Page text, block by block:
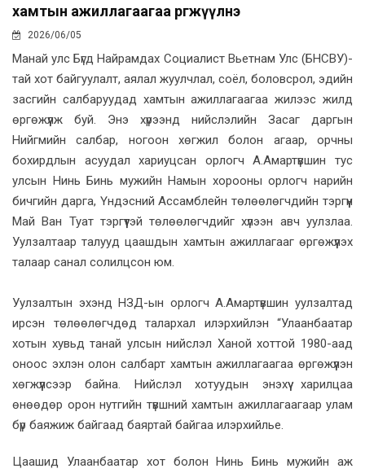
хамтын ажиллагаагаа өргөжүүлнэ
2026/06/05
Манай улс Бүгд Найрамдах Социалист Вьетнам Улс (БНСВУ)-
тай хот байгуулалт, аялал жуулчлал, соёл, боловсрол, эдийн
засгийн салбаруудад хамтын ажиллагаагаа жилээс жилд
өргөжүүлж буй. Энэ хүрээнд нийслэлийн Засаг даргын
Нийгмийн салбар, ногоон хөгжил болон агаар, орчны
бохирдлын асуудал хариуцсан орлогч А.Амартүвшин тус
улсын Нинь Бинь мужийн Намын хорооны орлогч нарийн
бичгийн дарга, Үндэсний Ассамблейн төлөөлөгчдийн тэргүүн
Май Ван Туат тэргүүтэй төлөөлөгчдийг хүлээн авч уулзлаа.
Уулзалтаар талууд цаашдын хамтын ажиллагааг өргөжүүлэх
талаар санал солилцсон юм.
Уулзалтын эхэнд НЗД-ын орлогч А.Амартүвшин уулзалтад
ирсэн төлөөлөгчдөд талархал илэрхийлэн “Улаанбаатар
хотын хувьд танай улсын нийслэл Ханой хоттой 1980-аад
оноос эхлэн олон салбарт хамтын ажиллагаагаа өргөжүүлэн
хөгжүүлсээр байна. Нийслэл хотуудын энэхүү харилцаа
өнөөдөр орон нутгийн түвшний хамтын ажиллагаагаар улам
бүр баяжиж байгаад баяртай байгаа илэрхийлье.
Цаашид Улаанбаатар хот болон Нинь Бинь мужийн аж